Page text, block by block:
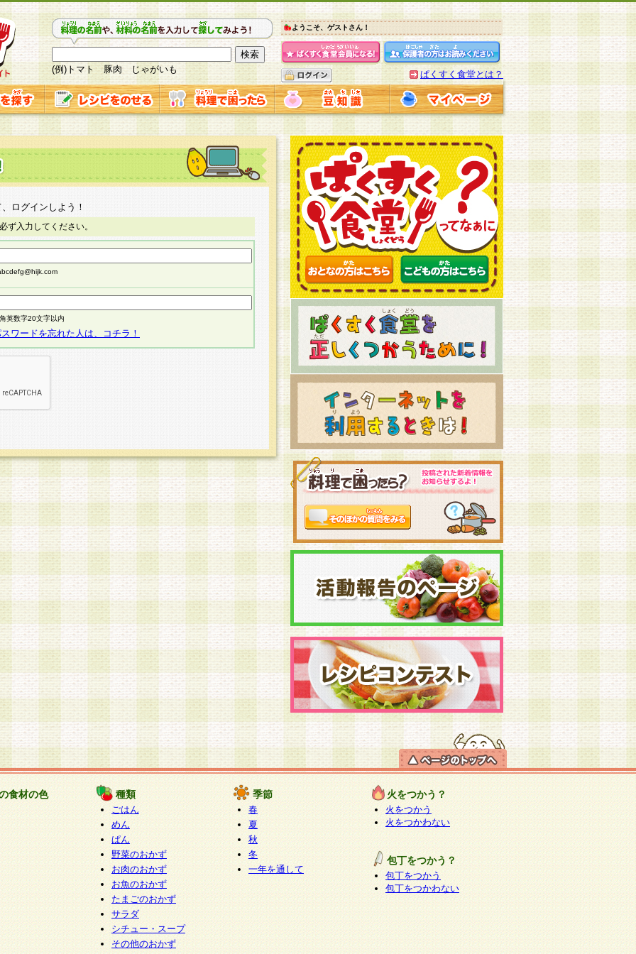
(例)トマト 豚肉 じゃがいも
ようこそ、ゲストさん！
ぱくすく食堂とは？
ログインしよう！
ず入力してください。
英数字20文字以内
ワードを忘れた人は、コチラ！
食材の色 種類
ごはん
めん
ぱん
野菜のおかず
お肉のおかず
お魚のおかず
たまごのおかず
サラダ
シチュー・スープ
その他のおかず
季節
春
夏
秋
冬
一年を通して
火をつかう？
火をつかう
火をつかわない
包丁をつかう？
包丁をつかう
包丁をつかわない